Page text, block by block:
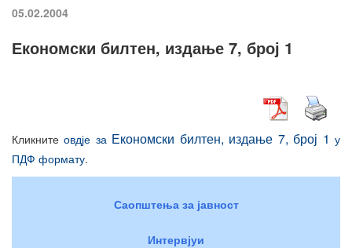
05.02.2004
Економски билтен, издање 7, број 1
Кликнитеовдје за Економски билтен, издање 7, број 1 у
ПДФ формату.
Саопштења за јавност
Интервјуи